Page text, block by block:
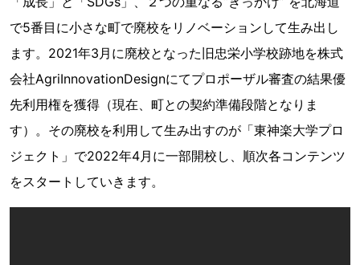
で5番目に小さな町で廃校をリノベーションして生み出し
ます。2021年3月に廃校となった旧忠栄小学校跡地を株式
会社AgriInnovationDesignにてプロポーザル審査の結果優
先利用権を獲得（現在、町との契約準備段階となりま
す）。その廃校を利用して生み出すのが「東神楽大学プロ
ジェクト」で2022年4月に一部開校し、順次各コンテンツ
をスタートしていきます。